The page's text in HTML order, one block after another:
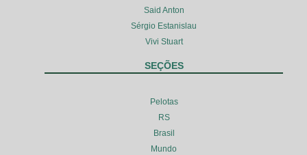
Said Anton
Sérgio Estanislau
Vivi Stuart
SEÇÕES
Pelotas
RS
Brasil
Mundo